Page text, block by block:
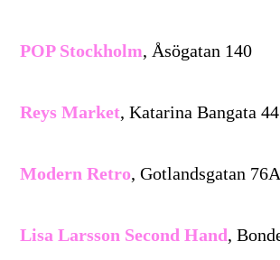
POP Stockholm, Åsögatan 140
Reys Market, Katarina Bangata 44
Modern Retro, Gotlandsgatan 76A
Lisa Larsson Second Hand,